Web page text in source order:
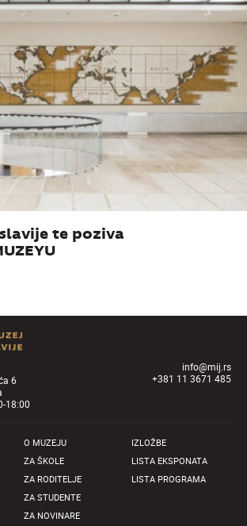
te poziva
6
18:00
info@mij.rs
+381 11 3671 485
O MUZEJU
ZA ŠKOLE
ZA RODITELJE
ZA STUDENTE
ZA NOVINARE
IZLOŽBE
LISTA EKSPONATA
LISTA PROGRAMA